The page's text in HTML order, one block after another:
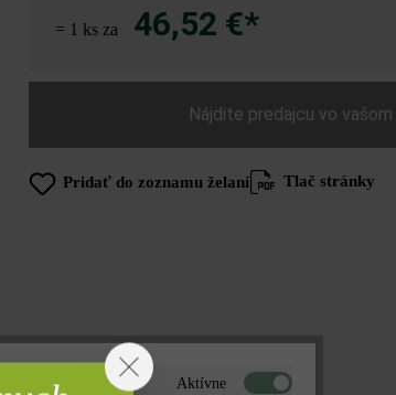
= 1 ks za 46,52 €*
Nájdite predajcu vo
Pridať do zoznamu želaní Tlač stránky
Aktívne